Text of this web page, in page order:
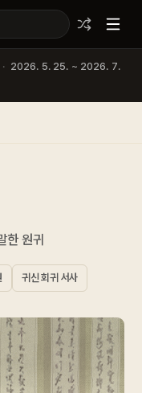
· 2026. 5. 25. ~ 2026. 7.
한 원귀
귀신 회귀 서사